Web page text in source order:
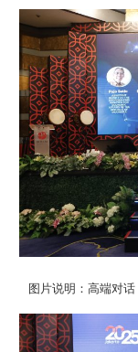
图片说明：高端对